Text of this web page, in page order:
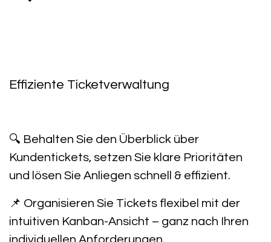
Effiziente Ticketverwaltung
🔍 Behalten Sie den Überblick über
Kundentickets, setzen Sie klare Prioritäten
und lösen Sie Anliegen schnell & effizient.
📌 Organisieren Sie Tickets flexibel mit der
intuitiven Kanban-Ansicht – ganz nach Ihren
individuellen Anforderungen.